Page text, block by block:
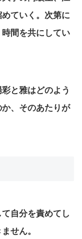
ていく。次第に
間を共にしてい
と雅はどのよう
、そのあたりが
自分を責めてし
せん。